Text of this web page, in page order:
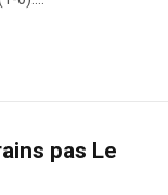
pas Le